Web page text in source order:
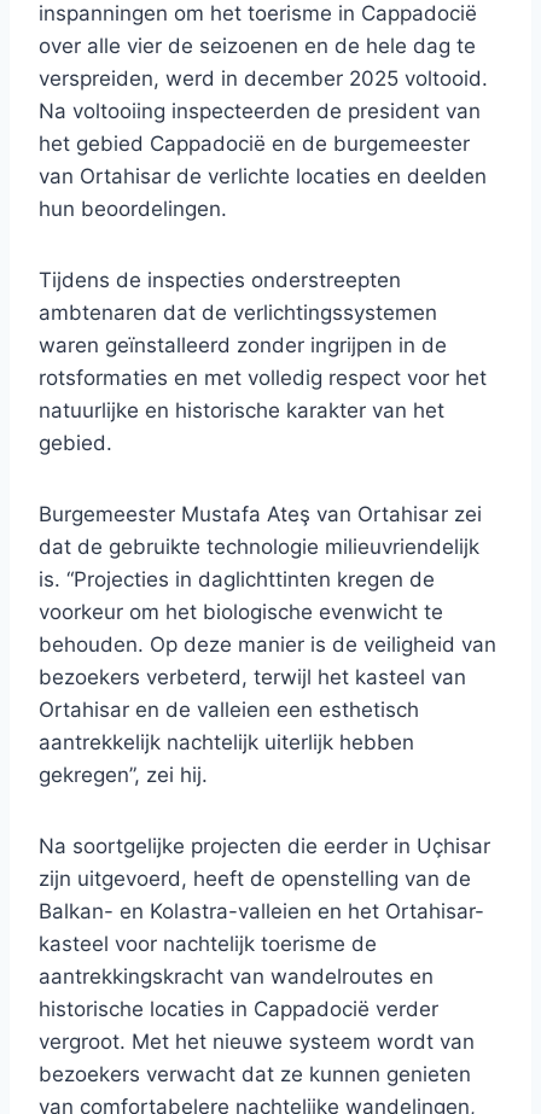
inspanningen om het toerisme in Cappadocië
over alle vier de seizoenen en de hele dag te
verspreiden, werd in december 2025 voltooid.
Na voltooiing inspecteerden de president van
het gebied Cappadocië en de burgemeester
van Ortahisar de verlichte locaties en deelden
hun beoordelingen.
Tijdens de inspecties onderstreepten
ambtenaren dat de verlichtingssystemen
waren geïnstalleerd zonder ingrijpen in de
rotsformaties en met volledig respect voor het
natuurlijke en historische karakter van het
gebied.
Burgemeester Mustafa Ateş van Ortahisar zei
dat de gebruikte technologie milieuvriendelijk
is. “Projecties in daglichttinten kregen de
voorkeur om het biologische evenwicht te
behouden. Op deze manier is de veiligheid van
bezoekers verbeterd, terwijl het kasteel van
Ortahisar en de valleien een esthetisch
aantrekkelijk nachtelijk uiterlijk hebben
gekregen”, zei hij.
Na soortgelijke projecten die eerder in Uçhisar
zijn uitgevoerd, heeft de openstelling van de
Balkan- en Kolastra-valleien en het Ortahisar-
kasteel voor nachtelijk toerisme de
aantrekkingskracht van wandelroutes en
historische locaties in Cappadocië verder
vergroot. Met het nieuwe systeem wordt van
bezoekers verwacht dat ze kunnen genieten
van comfortabelere nachtelijke wandelingen,